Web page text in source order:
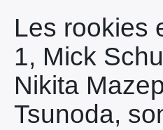
Les rookies
1, Mick
Nikita
Tsunoda,